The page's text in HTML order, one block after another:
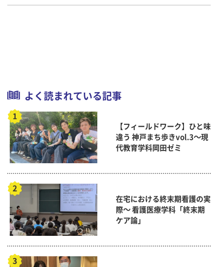
よく読まれている記事
【フィールドワーク】ひと味
違う 神戸まち歩きvol.3～現
代教育学科岡田ゼミ
在宅における終末期看護の実
際～ 看護医療学科「終末期
ケア論」